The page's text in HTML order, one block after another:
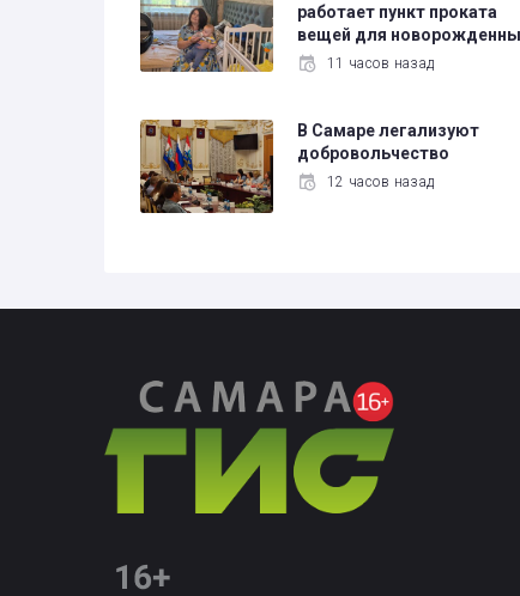
работает пункт проката
вещей для
11 часов назад
В Самаре легализуют
добровольчество
12 часов назад